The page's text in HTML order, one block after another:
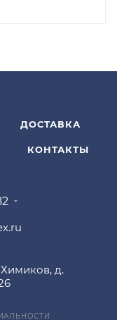
ДОСТАВКА
КОНТАКТЫ
Химиков, д.